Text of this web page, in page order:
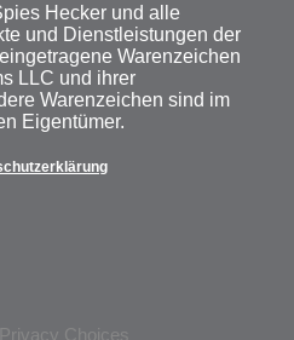
Hecker und alle
und Dienstleistungen der
Warenzeichen
LLC und ihrer
Warenzeichen sind im
Eigentümer.
Choices